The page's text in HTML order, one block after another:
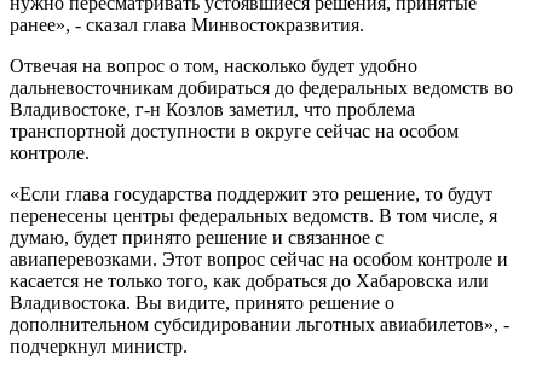
ранее», - сказал глава Минвостокразвития.
Отвечая на вопрос о том, насколько будет удобно
дальневосточникам добираться до федеральных ведомств во
Владивостоке, г-н Козлов заметил, что проблема
транспортной доступности в округе сейчас на особом
контроле.
«Если глава государства поддержит это решение, то будут
перенесены центры федеральных ведомств. В том числе, я
думаю, будет принято решение и связанное с
авиаперевозками. Этот вопрос сейчас на особом контроле и
касается не только того, как добраться до Хабаровска или
Владивостока. Вы видите, принято решение о
дополнительном субсидировании льготных авиабилетов», -
подчеркнул министр.